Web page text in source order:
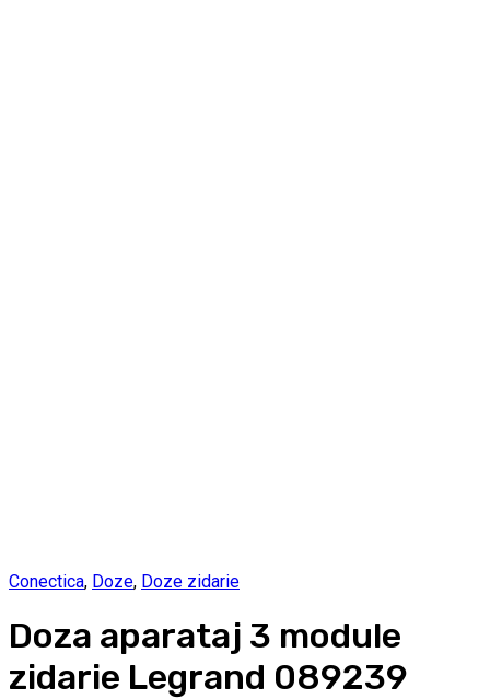
Conectica, Doze, Doze zidarie
Doza aparataj 3 module
zidarie Legrand 089239